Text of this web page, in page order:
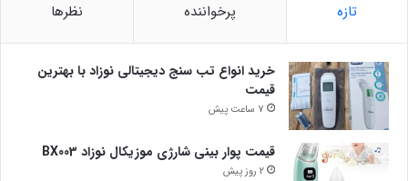
تازه پرخواننده نظرها
خرید انواع تب سنج دیجیتالی نوزاد با بهترین
قیمت
7 ساعت پیش
قیمت پوار بینی شارژی موزیکال نوزاد BX003
2 روز پیش